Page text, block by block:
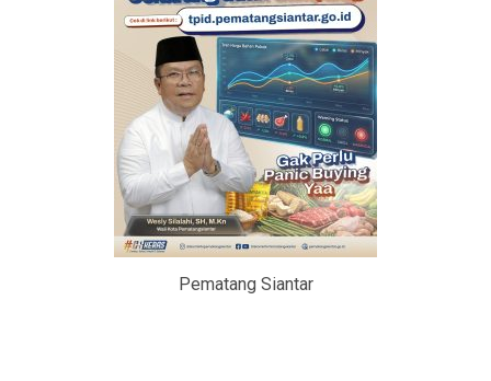
Pematang Siantar